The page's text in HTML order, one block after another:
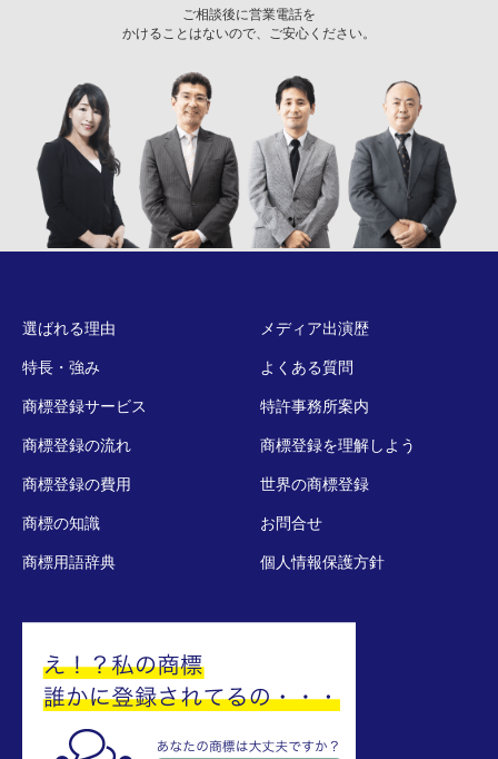
ご相談後に営業電話を
かけることはないので、ご安心ください。
選ばれる理由
特長・強み
商標登録サービス
商標登録の流れ
商標登録の費用
商標の知識
商標用語辞典
メディア出演歴
よくある質問
特許事務所案内
商標登録を理解しよう
世界の商標登録
お問合せ
個人情報保護方針